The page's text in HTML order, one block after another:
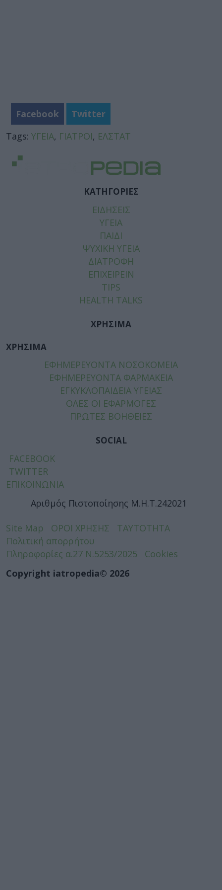
Facebook
Twitter
Tags: YΓEIA, ΓΙΑΤΡΟΙ, ΕΛΣΤΑΤ
ΚΑΤΗΓΟΡΙΕΣ
ΕΙΔΗΣΕΙΣ
ΥΓΕΙΑ
ΠΑΙΔΙ
ΨΥΧΙΚΗ ΥΓΕΙΑ
ΔΙΑΤΡΟΦΗ
ΕΠΙΧΕΙΡΕΙΝ
TIPS
HEALTH TALKS
ΧΡΗΣΙΜΑ
ΧΡΗΣΙΜΑ
ΕΦΗΜΕΡΕΥΟΝΤΑ ΝΟΣΟΚΟΜΕΙΑ
ΕΦΗΜΕΡΕΥΟΝΤΑ ΦΑΡΜΑΚΕΙΑ
ΕΓΚΥΚΛΟΠΑΙΔΕΙΑ ΥΓΕΙΑΣ
ΟΛΕΣ ΟΙ ΕΦΑΡΜΟΓΕΣ
ΠΡΩΤΕΣ ΒΟΗΘΕΙΕΣ
SOCIAL
FACEBOOK
TWITTER
ΕΠΙΚΟΙΝΩΝΙΑ
Αριθμός Πιστοποίησης Μ.Η.Τ.242021
Site Map ΟΡΟΙ ΧΡΗΣΗΣ
ΤΑΥΤΟΤΗΤΑ
Πολιτική απορρήτου
Πληροφορίες α.27 Ν.5253/2025
Cookies
Copyright iatropedia© 2026